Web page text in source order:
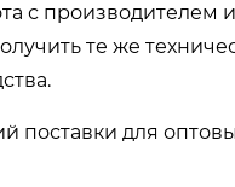
с
те же
поставки для